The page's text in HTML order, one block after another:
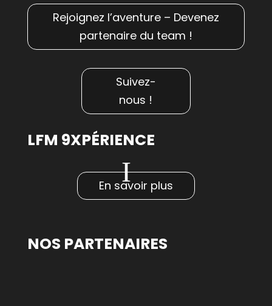
Rejoignez l’aventure – Devenez
partenaire du team !
Suivez-
nous !
LFM 9XPÉRIENCE
En savoir plus
NOS PARTENAIRES